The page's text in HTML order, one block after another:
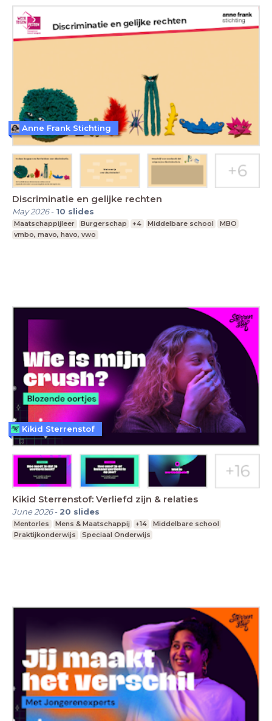
Discriminatie en gelijke rechten
May 2026- 10 slides
Maatschappijleer Burgerschap +4 Middelbare school
MBO
vmbo, mavo, havo, vwo
Anne Frank Stichting
Kikid Sterrenstof: Verliefd zijn & relaties
June 2026- 20 slides
Mentorles Mens & Maatschappij +14
Middelbare school
Praktijkonderwijs
Speciaal Onderwijs
Kikid Sterrenstof